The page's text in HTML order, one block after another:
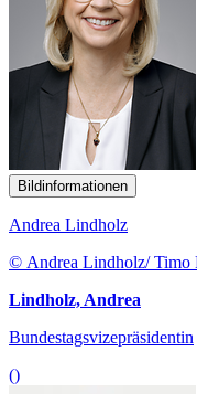
Bildinformationen
Andrea Lindholz
© Andrea Lindholz/ Timo
Lindholz, Andrea
Bundestagsvizepräsidentin
()